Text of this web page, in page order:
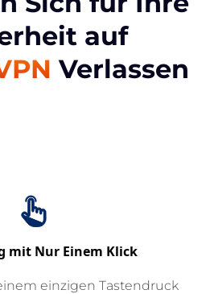
auf
Verlassen
mit Nur Einem Klick
einzigen Tastendruck